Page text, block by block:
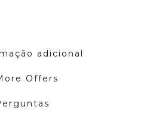
adicional
Offers